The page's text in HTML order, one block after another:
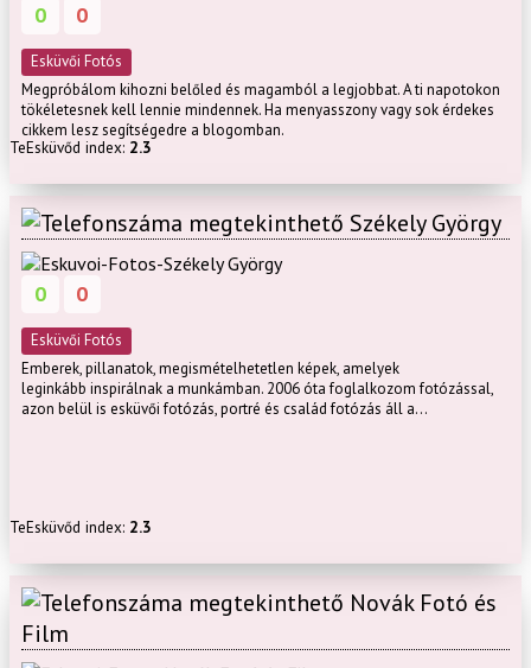
0 0
Esküvői Fotós
Megpróbálom kihozni belőled és magamból a legjobbat. A ti napotokon
tökéletesnek kell lennie mindennek. Ha menyasszony vagy sok érdekes
cikkem lesz segítségedre a blogomban.
TeEsküvőd index: 2.3
Székely György
0 0
Esküvői Fotós
Emberek, pillanatok, megismételhetetlen képek, amelyek
leginkább inspirálnak a munkámban. 2006 óta foglalkozom fotózással,
azon belül is esküvői fotózás, portré és család fotózás áll a...
TeEsküvőd index: 2.3
Novák Fotó és
Film